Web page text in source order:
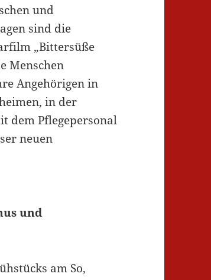
und
sind die
„Bittersüße
Menschen
Angehörigen in
in der
dem Pflegepersonal
neuen
und
am So,